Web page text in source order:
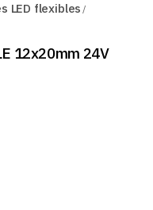
LED flexibles
12x20mm 24V